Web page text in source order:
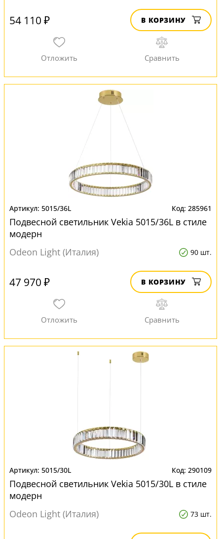
54 110 ₽ В КОРЗИНУ
5015/36L 285961
Подвесной светильник Vekia 5015/36L в стиле
модерн
Odeon Light (Италия)
90 шт.
47 970 ₽ В КОРЗИНУ
5015/30L 290109
Подвесной светильник Vekia 5015/30L в стиле
модерн
Odeon Light (Италия)
73 шт.